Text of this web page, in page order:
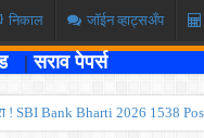
निकाल जॉईन व्हाट्सअँप
|सराव पेपर्स
! SBI Bank Bharti 2026 1538